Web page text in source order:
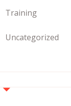
Training
Uncategorized